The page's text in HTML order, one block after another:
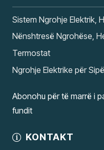
Sistem Ngrohje Elektrik,
Nënshtresë Ngrohëse,
Termostat
Ngrohje Elektrike për
Abonohu për të marrë i
fundit
KONTAKT